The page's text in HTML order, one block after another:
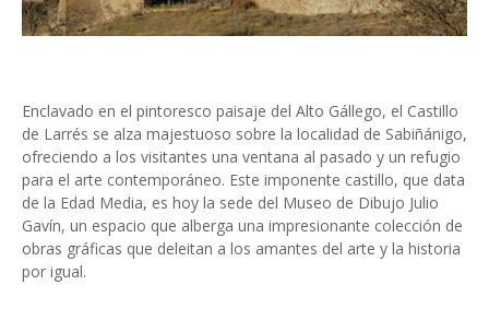
Enclavado en el pintoresco paisaje del Alto Gállego, el Castillo
de Larrés se alza majestuoso sobre la localidad de Sabiñánigo,
ofreciendo a los visitantes una ventana al pasado y un refugio
para el arte contemporáneo. Este imponente castillo, que data
de la Edad Media, es hoy la sede del Museo de Dibujo Julio
Gavín, un espacio que alberga una impresionante colección de
obras gráficas que deleitan a los amantes del arte y la historia
por igual.